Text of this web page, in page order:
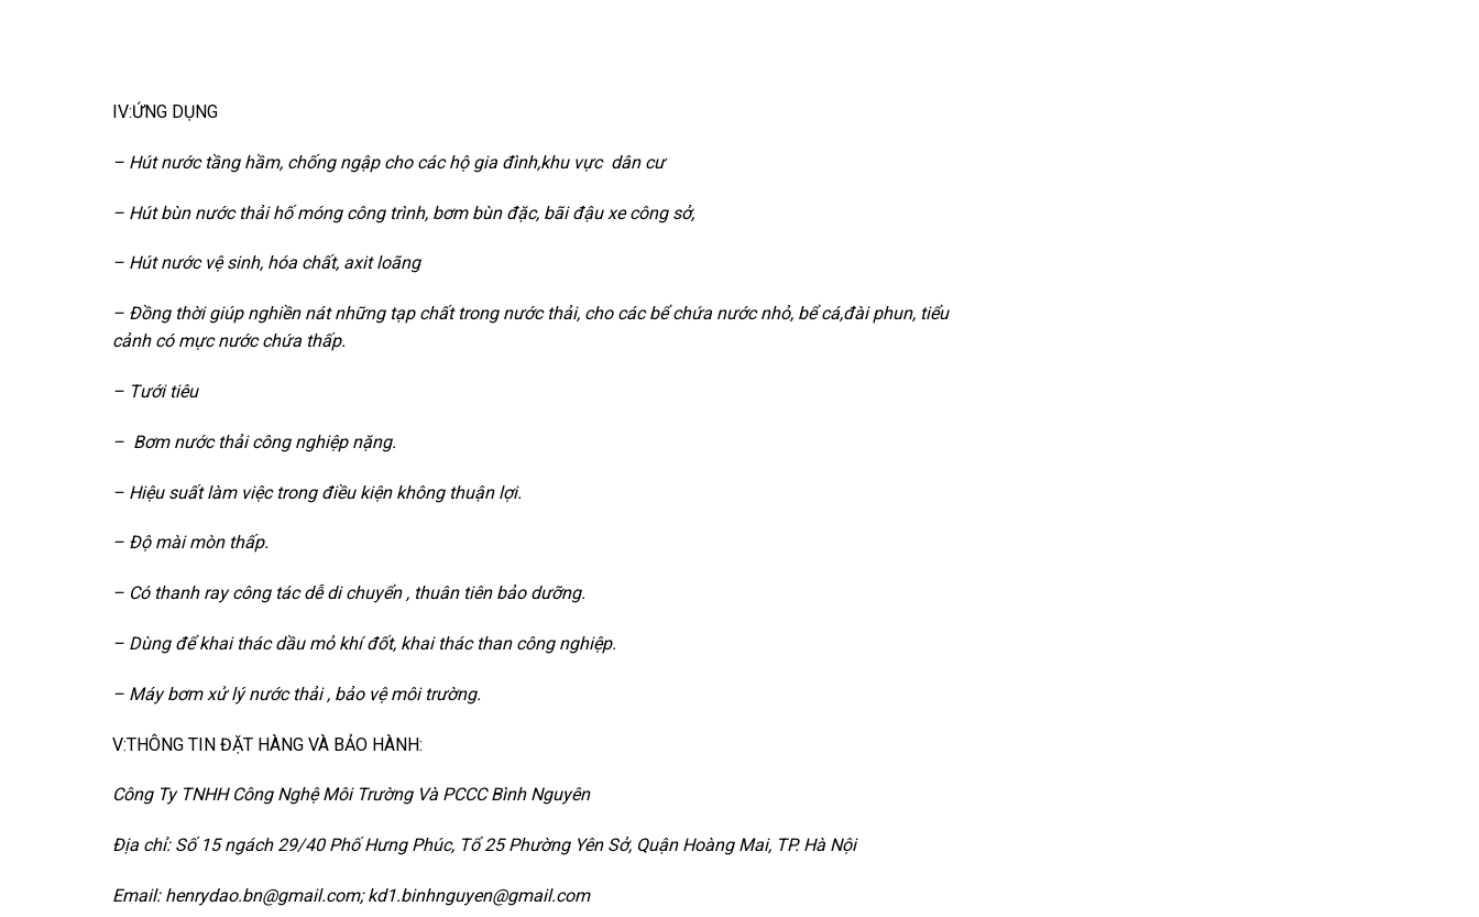
IV:ỨNG DỤNG
– Hút nước tầng hầm, chống ngập cho các hộ gia đình,khu vực dân cư
– Hút bùn nước thải hố móng công trình, bơm bùn đặc, bãi đậu xe công sở,
– Hút nước vệ sinh, hóa chất, axit loãng
– Đồng thời giúp nghiền nát những tạp chất trong nước thải, cho các bể chứa nước nhỏ, bể cá,đài phun, tiểu
cảnh có mực nước chứa thấp.
– Tưới tiêu
– Bơm nước thải công nghiệp nặng.
– Hiệu suất làm việc trong điều kiện không thuận lợi.
– Độ mài mòn thấp.
– Có thanh ray công tác dễ di chuyển , thuân tiên bảo dưỡng.
– Dùng để khai thác dầu mỏ khí đốt, khai thác than công nghiệp.
– Máy bơm xử lý nước thải , bảo vệ môi trường.
V:THÔNG TIN ĐẶT HÀNG VÀ BẢO HÀNH:
Công Ty TNHH Công Nghệ Môi Trường Và PCCC Bình Nguyên
Địa chỉ: Số 15 ngách 29/40 Phố Hưng Phúc, Tổ 25 Phường Yên Sở, Quận Hoàng Mai, TP. Hà Nội
Email: henrydao.bn@gmail.com; kd1.binhnguyen@gmail.com